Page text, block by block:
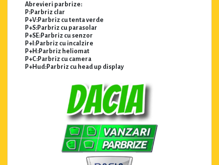
Abrevieri parbrize:
P:Parbriz clar
P+V:Parbriz cu tenta verde
P+S:Parbriz cu parasolar
P+SE:Parbriz cu senzor
P+I:Parbriz cu incalzire
P+H:Parbriz heliomat
P+C:Parbriz cu camera
P+Hud:Parbriz cu head up display